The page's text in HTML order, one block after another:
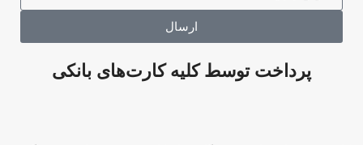
ارسال
پرداخت توسط کلیه کارت‌های بانکی